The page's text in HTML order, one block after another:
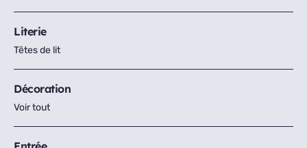
Literie
Têtes de lit
Décoration
Voir tout